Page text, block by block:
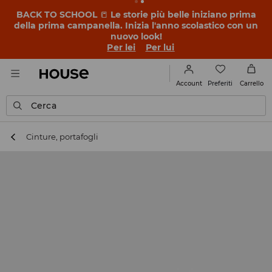
BACK TO SCHOOL 📒 Le storie più belle iniziano prima
della prima campanella. Inizia l'anno scolastico con un
nuovo look!
Per lei
Per lui
Account Preferiti Carrello
Cerca
Cinture, portafogli